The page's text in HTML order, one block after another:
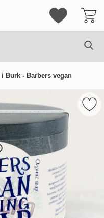
Mina
Burk - Barbers vegan